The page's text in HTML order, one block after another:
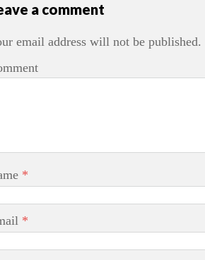
a comment
email address will not be published.
*
*